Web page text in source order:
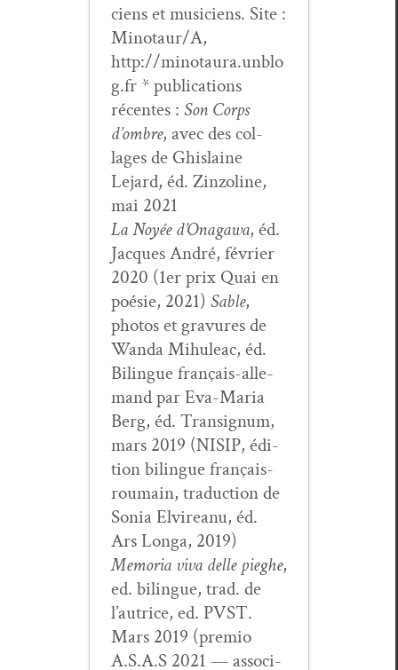
ciens et musi­ciens. Site :
Minotaur/A,
http://minotaura.unblo
g.fr * pub­li­ca­tions
récentes : Son Corps
d’om­bre, avec des col­
lages de Ghis­laine
Lejard, éd. Zin­zo­line,
mai 2021
La Noyée d’On­a­gawa, éd.
Jacques André, févri­er
2020 (1er prix Quai en
poésie, 2021) Sable,
pho­tos et gravures de
Wan­da Mihuleac, éd.
Bilingue français-alle­
mand par Eva-Maria
Berg, éd. Tran­signum,
mars 2019 (NISIP, édi­
tion bilingue français-
roumain, tra­duc­tion de
Sonia Elvire­anu, éd.
Ars Lon­ga, 2019)
Memo­ria viva delle pieghe,
ed. bilingue, trad. de
l’autrice, ed. PVST.
Mars 2019 (pre­mio
A.S.A.S 2021 — asso­ci­